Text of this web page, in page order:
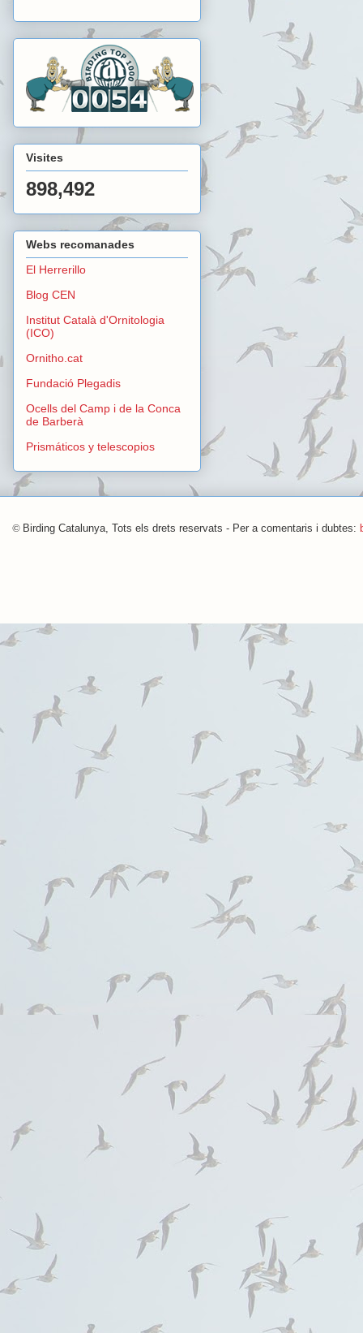
Visites
898,492
Webs recomanades
El Herrerillo
Blog CEN
Institut Català d'Ornitologia
(ICO)
Ornitho.cat
Fundació Plegadis
Ocells del Camp i de la Conca
de Barberà
Prismáticos y telescopios
© Birding Catalunya, Tots els drets reservats - Per a comentaris i dubtes: